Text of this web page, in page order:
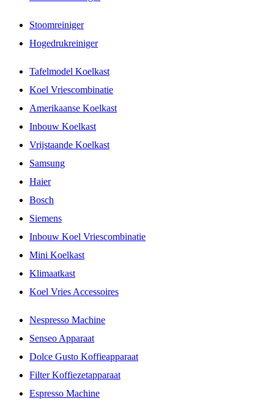
Stoomreiniger
Hogedrukreiniger
Tafelmodel Koelkast
Koel Vriescombinatie
Amerikaanse Koelkast
Inbouw Koelkast
Vrijstaande Koelkast
Samsung
Haier
Bosch
Siemens
Inbouw Koel Vriescombinatie
Mini Koelkast
Klimaatkast
Koel Vries Accessoires
Nespresso Machine
Senseo Apparaat
Dolce Gusto Koffieapparaat
Filter Koffiezetapparaat
Espresso Machine